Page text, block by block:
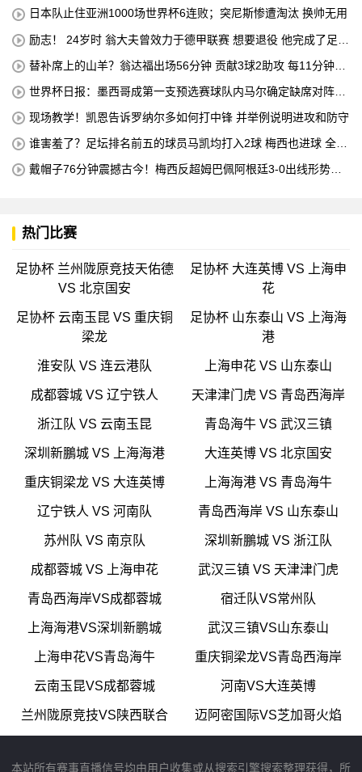
日本队止住亚洲1000场世界杯6连败；突尼斯惨遭淘汰 换帅无用
励志！ 24岁时 翁大夫曾效力于德甲联赛 想要退役 他完成了足球
替补席上的山羊？翁达福出场56分钟 贡献3球2助攻 每11分钟参
世界杯日报：墨西哥成第一支预选赛球队内马尔确定缺席对阵海
现场教学！凯恩告诉罗纳尔多如何打中锋 并举例说明进攻和防守
谁害羞了？足坛排名前五的球员马凯均打入2球 梅西也进球 全场
戴帽子76分钟震撼古今！梅西反超姆巴佩阿根廷3-0出线形势看
热门比赛
足协杯 兰州陇原竞技天佑德
VS 北京国安
足协杯 大连英博 VS 上海申
花
足协杯 云南玉昆 VS 重庆铜
梁龙
足协杯 山东泰山 VS 上海海
港
淮安队 VS 连云港队 上海申花 VS 山东泰山
成都蓉城 VS 辽宁铁人 天津津门虎 VS 青岛西海岸
浙江队 VS 云南玉昆 青岛海牛 VS 武汉三镇
深圳新鵬城 VS 上海海港 大连英博 VS 北京国安
重庆铜梁龙 VS 大连英博 上海海港 VS 青岛海牛
辽宁铁人 VS 河南队 青岛西海岸 VS 山东泰山
苏州队 VS 南京队 深圳新鵬城 VS 浙江队
成都蓉城 VS 上海申花 武汉三镇 VS 天津津门虎
青岛西海岸VS成都蓉城 宿迁队VS常州队
上海海港VS深圳新鹏城 武汉三镇VS山东泰山
上海申花VS青岛海牛 重庆铜梁龙VS青岛西海岸
云南玉昆VS成都蓉城 河南VS大连英博
兰州陇原竞技VS陕西联合 迈阿密国际VS芝加哥火焰
本站所有赛事直播信号均由用户收集或从搜索引擎搜索整理获得，所